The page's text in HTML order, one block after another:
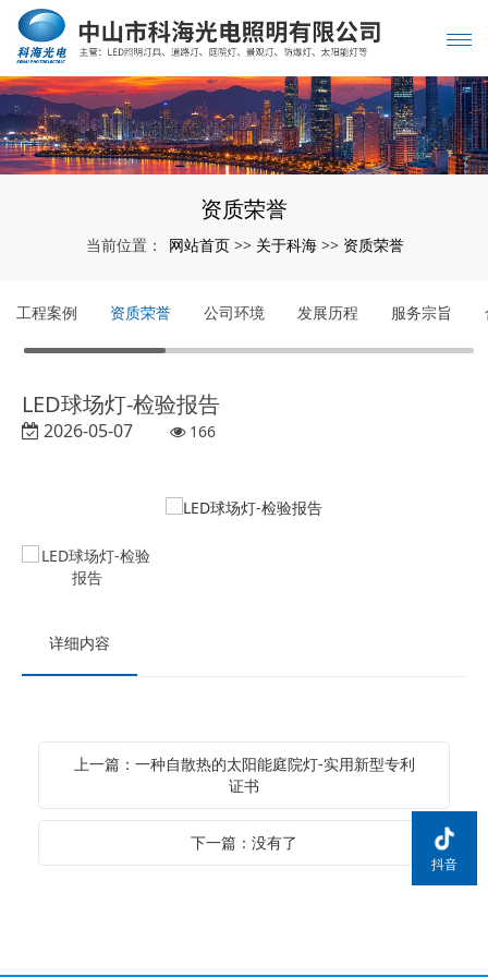
资质荣誉
当前位置： 网站首页 >> 关于科海 >> 资质荣誉
工程案例 资质荣誉 公司环境 发展历程 服务宗旨
LED球场灯-检验报告
2026-05-07 166
详细内容
上一篇：一种自散热的太阳能庭院灯-实用新型专利
证书
下一篇：没有了
抖音